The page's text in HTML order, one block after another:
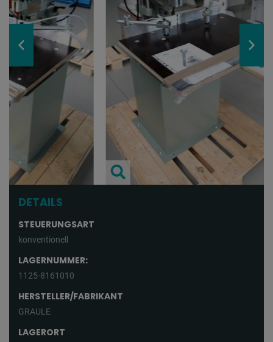
DETAILS
STEUERUNGSART
konventionell
LAGERNUMMER:
1125-8161010
HERSTELLER/FABRIKANT
GRAULE
LAGERORT